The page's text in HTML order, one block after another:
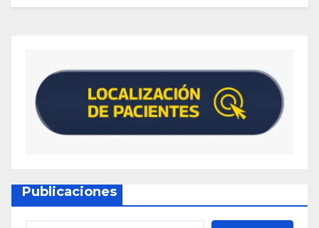
Publicaciones